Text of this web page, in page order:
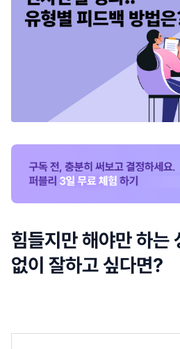
힘들지만 해야만 하는
없이 잘하고 싶다면?